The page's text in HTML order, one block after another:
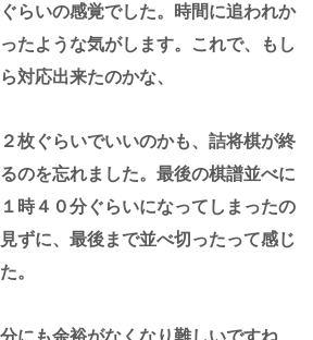
らいの感覚でした。時間に追われか
たような気がします。これで、もし
対応出来たのかな、
枚ぐらいでいいのかも、詰将棋が終
のを忘れました。最後の棋譜並べに
時４０分ぐらいになってしまったの
ずに、最後まで並べ切ったって感じ
。
にも余裕がなくなり難しいですね、